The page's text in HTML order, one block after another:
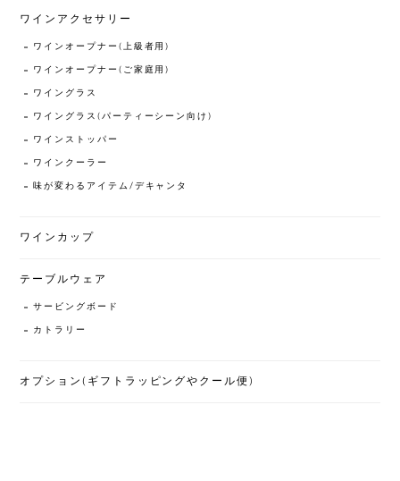
ワインアクセサリー
ワインオープナー(上級者用)
ワインオープナー(ご家庭用)
ワイングラス
ワイングラス(パーティーシーン向け)
ワインストッパー
ワインクーラー
味が変わるアイテム/デキャンタ
ワインカップ
テーブルウェア
サービングボード
カトラリー
オプション(ギフトラッピングやクール便)